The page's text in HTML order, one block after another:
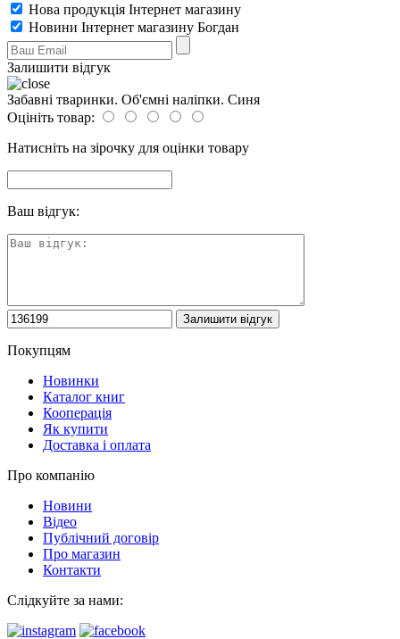
Нова продукція Інтернет магазину
Новини Інтернет магазину Богдан
Залишити відгук
Забавні тваринки. Об'ємні наліпки. Синя
Оцініть товар:
Натисніть на зірочку для оцінки товару
Ваш відгук:
Покупцям
Новинки
Каталог книг
Кооперація
Як купити
Доставка і оплата
Про компанію
Новини
Відео
Публічний договір
Про магазин
Контакти
Слідкуйте за нами: